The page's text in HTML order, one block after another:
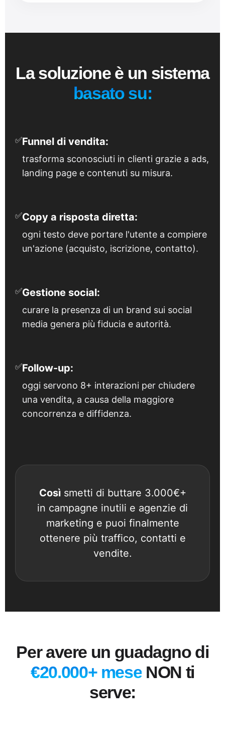
La soluzione è un sistema
basato su:
✅Funnel di vendita:
trasforma sconosciuti in clienti grazie a ads,
landing page e contenuti su misura.
✅Copy a risposta diretta:
ogni testo deve portare l'utente a compiere
un'azione (acquisto, iscrizione, contatto).
✅Gestione social:
curare la presenza di un brand sui social
media genera più fiducia e autorità.
✅Follow-up:
oggi servono 8+ interazioni per chiudere
una vendita, a causa della maggiore
concorrenza e diffidenza.
Cosìsmetti di buttare 3.000€+
in campagne inutili e agenzie di
marketing e puoi finalmente
ottenere più traffico, contatti e
vendite.
Per avere un guadagno di
€20.000+ mese NON ti
serve: